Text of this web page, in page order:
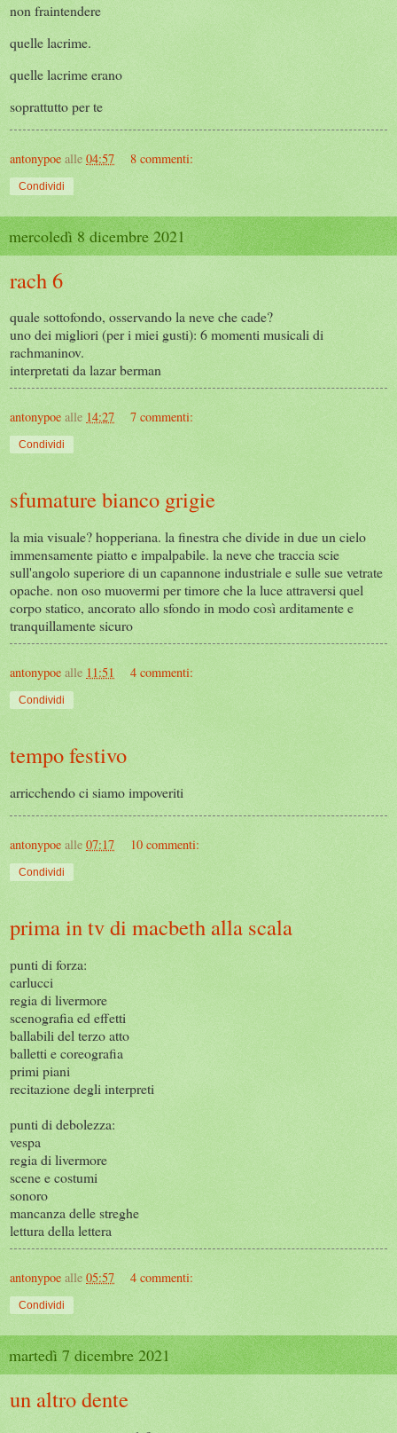
non fraintendere
quelle lacrime.
quelle lacrime erano
soprattutto per te
antonypoe alle 04:57 8 commenti:
Condividi
mercoledì 8 dicembre 2021
rach 6
quale sottofondo, osservando la neve che cade?
uno dei migliori (per i miei gusti): 6 momenti musicali di
rachmaninov.
interpretati da lazar berman
antonypoe alle 14:27 7 commenti:
Condividi
sfumature bianco grigie
la mia visuale? hopperiana. la finestra che divide in due un cielo
immensamente piatto e impalpabile. la neve che traccia scie
sull'angolo superiore di un capannone industriale e sulle sue vetrate
opache. non oso muovermi per timore che la luce attraversi quel
corpo statico, ancorato allo sfondo in modo così arditamente e
tranquillamente sicuro
antonypoe alle 11:51 4 commenti:
Condividi
tempo festivo
arricchendo ci siamo impoveriti
antonypoe alle 07:17 10 commenti:
Condividi
prima in tv di macbeth alla scala
punti di forza:
carlucci
regia di livermore
scenografia ed effetti
ballabili del terzo atto
balletti e coreografia
primi piani
recitazione degli interpreti
punti di debolezza:
vespa
regia di livermore
scene e costumi
sonoro
mancanza delle streghe
lettura della lettera
antonypoe alle 05:57 4 commenti:
Condividi
martedì 7 dicembre 2021
un altro dente